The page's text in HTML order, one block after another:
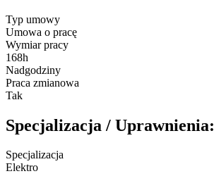
Typ umowy
Umowa o pracę
Wymiar pracy
168h
Nadgodziny
Praca zmianowa
Tak
Specjalizacja / Uprawnienia:
Specjalizacja
Elektro